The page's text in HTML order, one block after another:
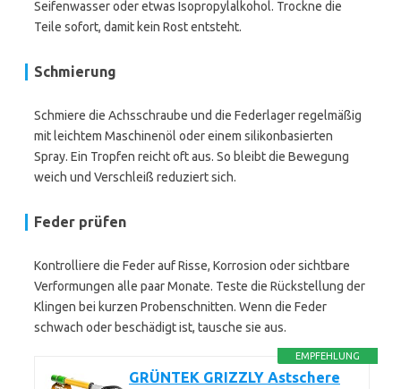
Seifenwasser oder etwas Isopropylalkohol. Trockne die
Teile sofort, damit kein Rost entsteht.
Schmierung
Schmiere die Achsschraube und die Federlager regelmäßig
mit leichtem Maschinenöl oder einem silikonbasierten
Spray. Ein Tropfen reicht oft aus. So bleibt die Bewegung
weich und Verschleiß reduziert sich.
Feder prüfen
Kontrolliere die Feder auf Risse, Korrosion oder sichtbare
Verformungen alle paar Monate. Teste die Rückstellung der
Klingen bei kurzen Probenschnitten. Wenn die Feder
schwach oder beschädigt ist, tausche sie aus.
EMPFEHLUNG
GRÜNTEK GRIZZLY Astschere